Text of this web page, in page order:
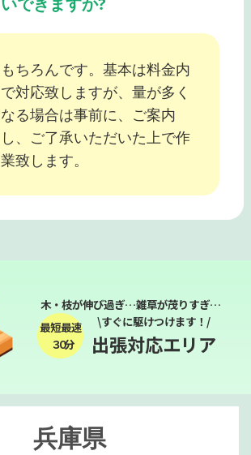
もちろんです。基本は料金内
で対応致しますが、量が多く
なる場合は事前に、ご案内
し、ご了承いただいた上で作
業致します。
木・枝が伸び過ぎ…雑草が茂りすぎ…
最短最速
３０分
\すぐに駆けつけます！/
出張対応エリア
兵庫県